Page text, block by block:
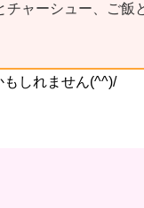
ャーシュー、ご飯
しれません(^^)/